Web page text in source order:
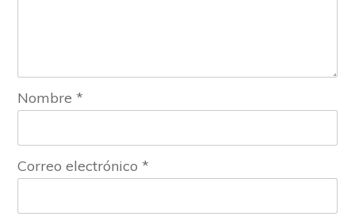
Nombre *
Correo electrónico *